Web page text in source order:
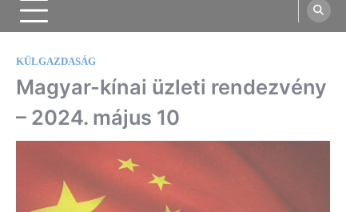
KÜLGAZDASÁG
Magyar-kínai üzleti rendezvény
– 2024. május 10